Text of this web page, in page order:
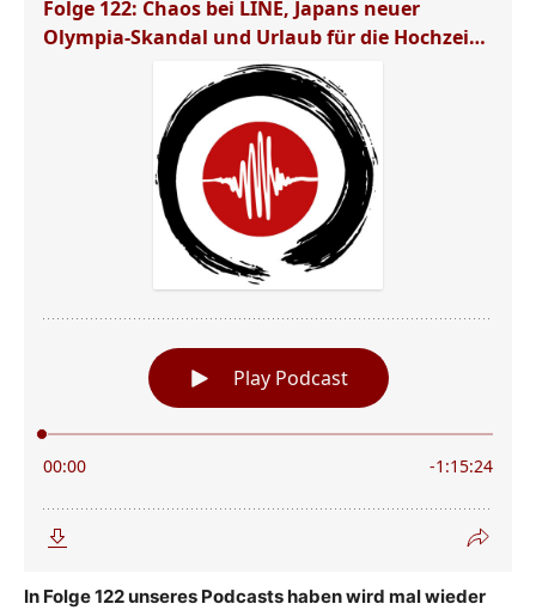
In Folge 122 unseres Podcasts haben wird mal wieder